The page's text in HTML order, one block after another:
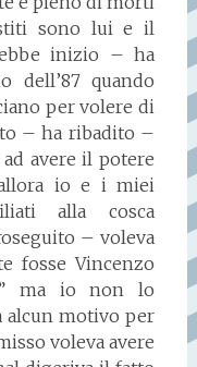
sono lui e il
inizio – ha
dell’87 quando
per volere di
– ha ribadito –
avere il potere
io e i miei
alla cosca
– voleva
fosse Vincenzo
ma io non lo
alcun motivo per
voleva avere